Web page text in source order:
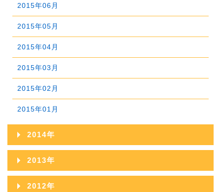
2019年01月
2018年02月
2018年01月
2017年03月
2017年02月
2017年01月
2015年06月
2015年05月
2015年04月
2015年03月
2015年02月
2015年01月
2014年
2014年12月
2014年11月
2013年
2013年12月
2012年